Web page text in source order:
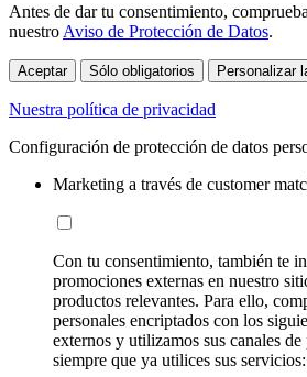
Antes de dar tu consentimiento,
nuestro Aviso de Protección de Datos.
Aceptar Sólo obligatorios Personalizar
Nuestra política de privacidad
Configuración de protección de datos
Marketing a través de customer
Con tu consentimiento, también te
promociones externas en nuestro
productos relevantes. Para ello,
personales encriptados con los
externos y utilizamos sus canales
siempre que ya utilices sus servicios: